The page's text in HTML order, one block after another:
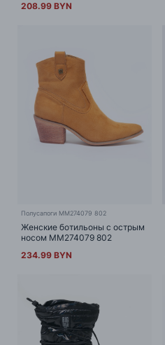
208.99 BYN
Полусапоги MM274079 802
Женские ботильоны с острым
носом MM274079 802
234.99 BYN